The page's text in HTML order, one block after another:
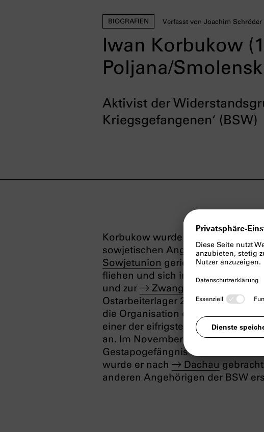
Iwan Korbukow
Poljana/
BIOGRAFIEN Verfasst von Joachim Schröder
Aktivist der
Kriegsgefangenen‘ (BSW)
Korbukow wurde 1938 zur
sowjetischen Angriff auf Finnland
Sowjetunion geriet er im August
fliehen und sich in Tscherkessk
und zur
Zwangsarbeit
Ostarbeiterlager 25 in der
die Organisation der BSW warb.
einer der eifrigsten Aktivisten der
an. Im November 1943 von der
Gestapogefängnis in der
wurde er nach
Dachau
anderen Angehörigen der BSW